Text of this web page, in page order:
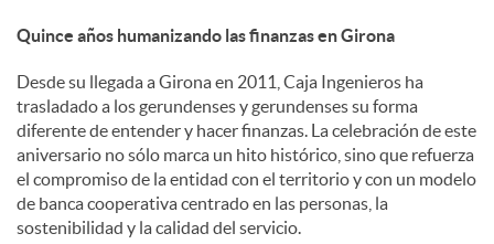
Quince años humanizando las finanzas en Girona
Desde su llegada a Girona en 2011, Caja Ingenieros ha
trasladado a los gerundenses y gerundenses su forma
diferente de entender y hacer finanzas. La celebración de este
aniversario no sólo marca un hito histórico, sino que refuerza
el compromiso de la entidad con el territorio y con un modelo
de banca cooperativa centrado en las personas, la
sostenibilidad y la calidad del servicio.